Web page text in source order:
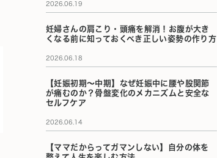
2026.06.19
妊婦さんの肩こり・頭痛を解消！お腹が大き
くなる前に知っておくべき正しい姿勢の作り方
2026.06.18
【妊娠初期〜中期】なぜ妊娠中に腰や股関節
が痛むのか？骨盤変化のメカニズムと安全な
セルフケア
2026.06.14
【ママだからってガマンしない】自分の体を